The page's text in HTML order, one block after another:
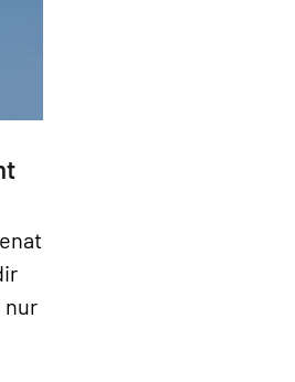
nur